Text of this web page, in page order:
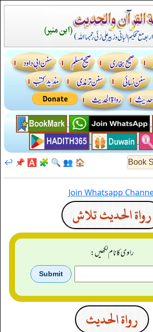
Book
🏠
👥
🔍
🧩
🅰️
📌
↩️
Join Whatsapp
رواة الحديث تلاش
راوی کا نام لکھیں:
رواة الحدیث